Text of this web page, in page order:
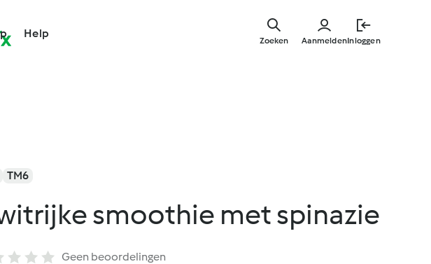
Help
AanmeldenInloggen
Zoeken
TM6
smoothie met spinazie
Geen beoordelingen